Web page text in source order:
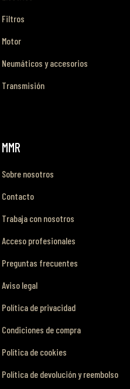
Filtros
Motor
Neumáticos y accesorios
Transmisión
MMR
Sobre nosotros
Contacto
Trabaja con nosotros
Acceso profesionales
Preguntas frecuentes
Aviso legal
Política de privacidad
Condiciones de compra
Política de cookies
Política de devolución y reembolso